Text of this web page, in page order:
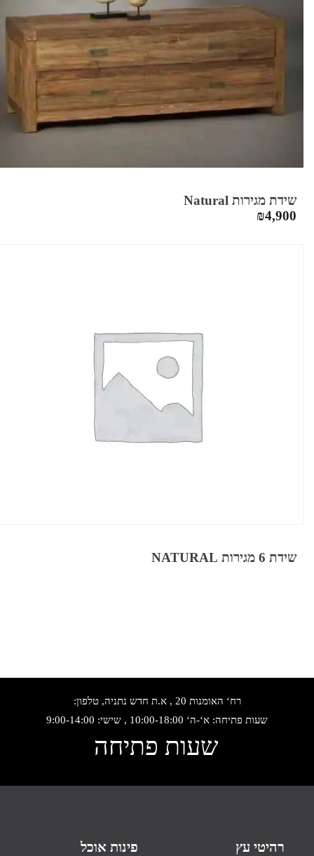
שידת מגירות Natural
₪4,900
שידת 6 מגירות NATURAL
רח‘ האומנות 20 , א.ת חדש נתניה, טלפון:
שעות פתיחה: א‘-ה‘ 10:00-18:00 , שישי: 9:00-14:00
שעות פתיחה
רהיטי עץ פינות אוכל